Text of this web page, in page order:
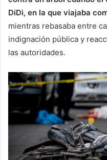
DiDi, en la que viajaba
mientras rebasaba entre
indignación pública y
las autoridades.